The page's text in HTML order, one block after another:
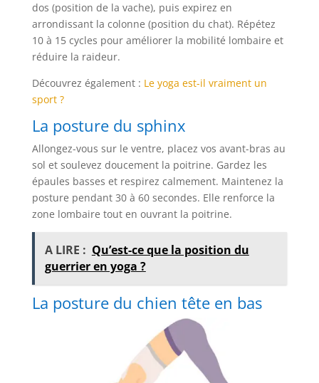
dos (position de la vache), puis expirez en
arrondissant la colonne (position du chat). Répétez
10 à 15 cycles pour améliorer la mobilité lombaire et
réduire la raideur.
Découvrez également : Le yoga est-il vraiment un
sport ?
La posture du sphinx
Allongez-vous sur le ventre, placez vos avant-bras au
sol et soulevez doucement la poitrine. Gardez les
épaules basses et respirez calmement. Maintenez la
posture pendant 30 à 60 secondes. Elle renforce la
zone lombaire tout en ouvrant la poitrine.
A LIRE : Qu’est-ce que la position du
guerrier en yoga ?
La posture du chien tête en bas